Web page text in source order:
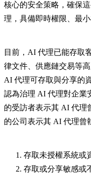
核心的安全策略，確保
理，具備即時權限、最
目前，AI 代理已能存取
律文件、供應鏈交易等
AI 代理可存取與分享的
認為治理 AI 代理對企業
的受訪者表示其 AI 代理
的公司表示其 AI 代理曾
存取未授權系統或
存取或分享敏感或